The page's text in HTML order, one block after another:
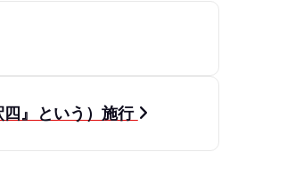
四』という）施行